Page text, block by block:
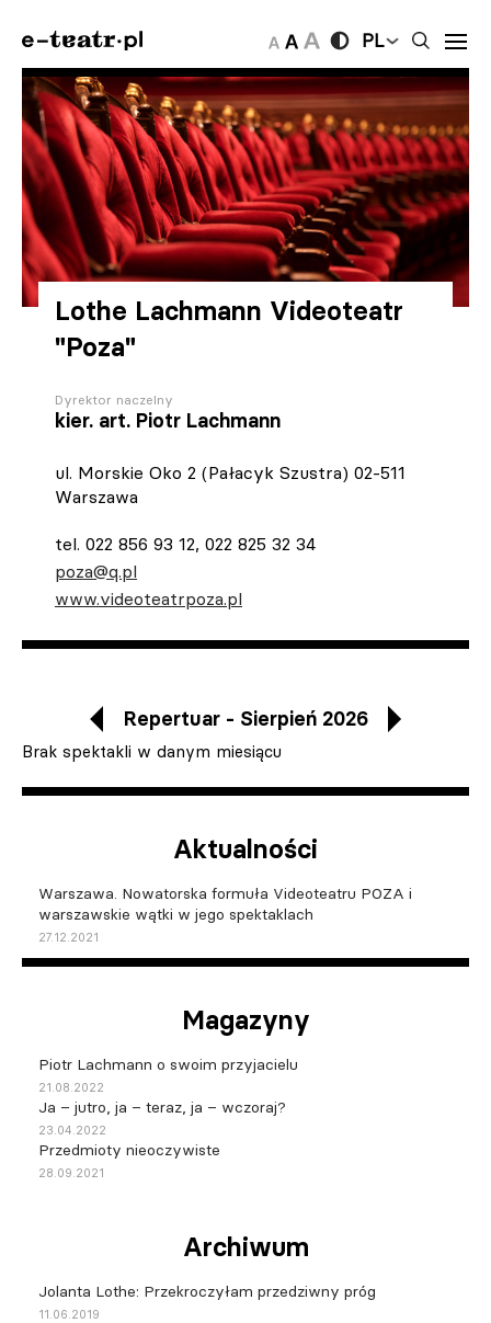
PL
Lothe Lachmann Videoteatr
"Poza"
Dyrektor naczelny
kier. art. Piotr Lachmann
ul. Morskie Oko 2 (Pałacyk Szustra) 02-511
Warszawa
tel. 022 856 93 12, 022 825 32 34
poza@q.pl
www.videoteatrpoza.pl
Repertuar - Sierpień 2026
Brak spektakli w danym miesiącu
Aktualności
Warszawa. Nowatorska formuła Videoteatru POZA i
warszawskie wątki w jego spektaklach
27.12.2021
Magazyny
Piotr Lachmann o swoim przyjacielu
21.08.2022
Ja – jutro, ja – teraz, ja – wczoraj?
23.04.2022
Przedmioty nieoczywiste
28.09.2021
Archiwum
Jolanta Lothe: Przekroczyłam przedziwny próg
11.06.2019